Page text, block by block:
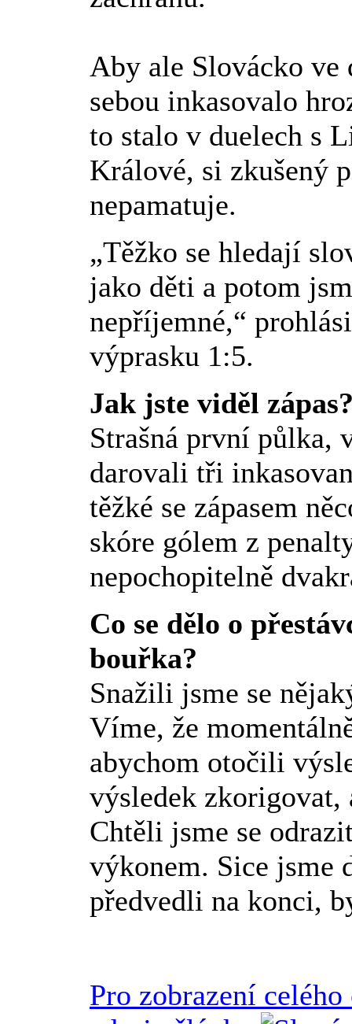
Aby ale Slovácko ve
sebou inkasovalo
to stalo v duelech s
Králové, si zkušený
nepamatuje.
„Těžko se hledají
jako děti a potom
nepříjemné,“
výprasku 1:5.
Jak jste viděl
Strašná první půlka,
darovali tři
těžké se zápasem
skóre gólem z
nepochopitelně
Co se dělo o
bouřka?
Snažili jsme se
Víme, že
abychom otočili
výsledek zkorigovat,
Chtěli jsme se
výkonem. Sice jsme
předvedli na konci,
Pro zobrazení